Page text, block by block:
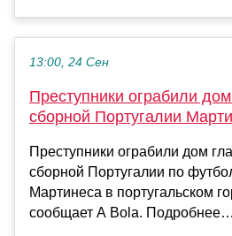
13:00, 24 Сен
Преступники ограбили
сборной Португалии
Преступники ограбили дом
сборной Португалии по
Мартинеса в португальском
сообщает A Bola.